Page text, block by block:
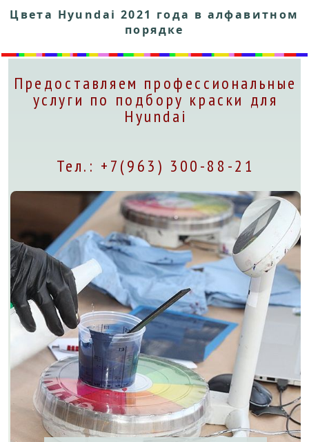
Цвета Hyundai 2021 года в алфавитном
порядке
Предоставляем профессиональные
услуги по подбору краски для
Hyundai
Тел.: +7(963) 300-88-21